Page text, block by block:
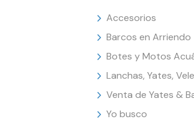
Accesorios
Barcos en Arriendo
Botes y Motos
Lanchas, Yates,
Venta de Yates &
Yo busco